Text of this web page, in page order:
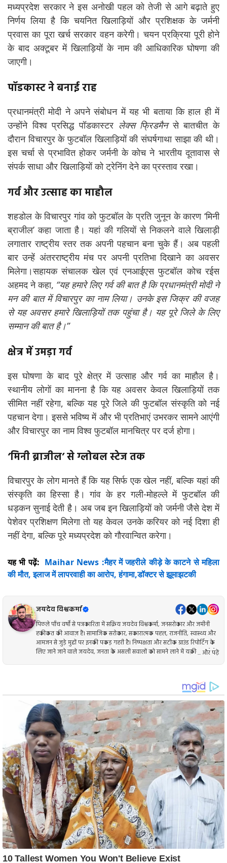
मध्यप्रदेश सरकार ने इस अनोखी पहल को तेजी से आगे बढ़ाते हुए
निर्णय लिया है कि चयनित खिलाड़ियों और प्रशिक्षक के जर्मनी
प्रवास का पूरा खर्च सरकार वहन करेगी। चयन प्रक्रिया पूरी होने
के बाद अक्टूबर में खिलाड़ियों के नाम की आधिकारिक घोषणा की
जाएगी।
पॉडकास्ट ने बनाई राह
प्रधानमंत्री मोदी ने अपने संबोधन में यह भी बताया कि हाल ही में
उन्होंने विश्व प्रसिद्ध पॉडकास्टर लेक्स फ्रिडमैनसे बातचीत के
दौरान विचारपुर के फुटबॉल खिलाड़ियों की संघर्षगाथा साझा की थी।
इस चर्चा से प्रभावित होकर जर्मनी के कोच ने भारतीय दूतावास से
संपर्क साधा और खिलाड़ियों को ट्रेनिंग देने का प्रस्ताव रखा।
गर्व और उत्साह का माहौल
शहडोल के विचारपुर गांव को फुटबॉल के प्रति जुनून के कारण ‘मिनी
ब्राजील’ कहा जाता है। यहां की गलियों से निकलने वाले खिलाड़ी
लगातार राष्ट्रीय स्तर तक अपनी पहचान बना चुके हैं। अब पहली
बार उन्हें अंतरराष्ट्रीय मंच पर अपनी प्रतिभा दिखाने का अवसर
मिलेगा।सहायक संचालक खेल एवं एनआईएस फुटबॉल कोच रईस
अहमद ने कहा, “यह हमारे लिए गर्व की बात है कि प्रधानमंत्री मोदी ने
मन की बात में विचारपुर का नाम लिया। उनके इस जिक्र की वजह
से यह अवसर हमारे खिलाड़ियों तक पहुंचा है। यह पूरे जिले के लिए
सम्मान की बात है।”
क्षेत्र में उमड़ा गर्व
इस घोषणा के बाद पूरे क्षेत्र में उत्साह और गर्व का माहौल है।
स्थानीय लोगों का मानना है कि यह अवसर केवल खिलाड़ियों तक
सीमित नहीं रहेगा, बल्कि यह पूरे जिले की फुटबॉल संस्कृति को नई
पहचान देगा। इससे भविष्य में और भी प्रतिभाएं उभरकर सामने आएंगी
और विचारपुर का नाम विश्व फुटबॉल मानचित्र पर दर्ज होगा।
‘मिनी ब्राजील’ से ग्लोबल स्टेज तक
विचारपुर के लोग मानते हैं कि यह सिर्फ एक खेल नहीं, बल्कि यहां की
संस्कृति का हिस्सा है। गांव के हर गली-मोहल्ले में फुटबॉल की
धड़कन सुनाई देती है। अब जब इन खिलाड़ियों को जर्मनी जैसे देश में
पेशेवर प्रशिक्षण मिलेगा तो यह केवल उनके करियर को नई दिशा ही
नहीं देगा, बल्कि पूरे मध्यप्रदेश को गौरवान्वित करेगा।
यह भी पढ़ें: Maihar News :मैहर में जहरीले कीड़े के काटने से महिला
की मौत, इलाज में लापरवाही का आरोप, हंगामा,डॉक्टर से झूमाझटकी
जयदेव विश्वकर्मा
पिछले पाँच वर्षों से पत्रकारिता में सक्रिय जयदेव विश्वकर्मा, जनसरोकार और जमीनी
हकीकत की आवाज़ हैं। सामाजिक सरोकार, सकारात्मक पहल, राजनीति, स्वास्थ्य और
आमजन से जुड़े मुद्दों पर इनकी पकड़ गहरी है। निष्पक्षता और सटीक ग्राउंड रिपोर्टिंग के
लिए जाने जाने वाले जयदेव, जनता के असली सवालों को सामने लाने में यक़ीन रखते हैं।
... और पढ़ें